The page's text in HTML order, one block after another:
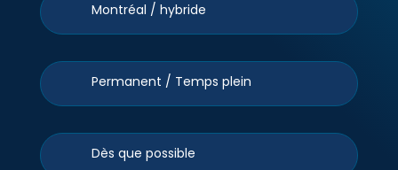
Montréal / hybride
Permanent / Temps plein
Dès que possible